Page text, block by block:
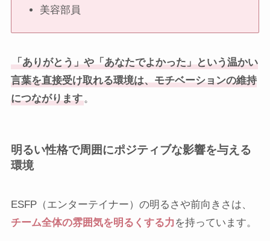
美容部員
「ありがとう」や「あなたでよかった」という温かい
言葉を直接受け取れる環境は、モチベーションの維持
につながります。
明るい性格で周囲にポジティブな影響を与える
環境
ESFP（エンターテイナー）の明るさや前向きさは、
チーム全体の雰囲気を明るくする力 を持っています。